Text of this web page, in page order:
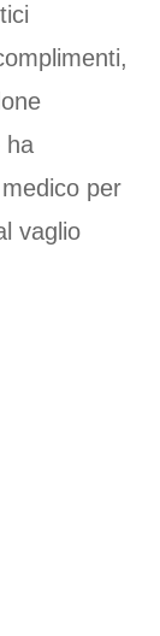
ha
per
vaglio